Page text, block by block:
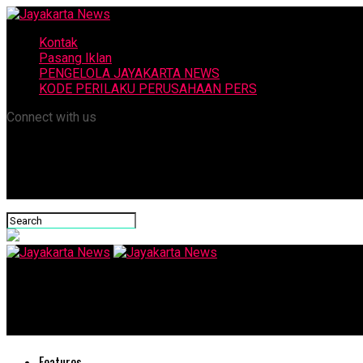
Kontak
Pasang Iklan
PENGELOLA JAYAKARTA NEWS
KODE PERILAKU PERUSAHAAN PERS
Connect with us